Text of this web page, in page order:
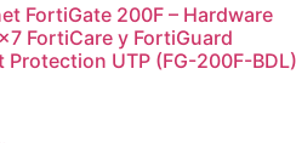
FortiGate 200F – Hardware
FortiCare y FortiGuard
Protection UTP (FG-200F-BDL)